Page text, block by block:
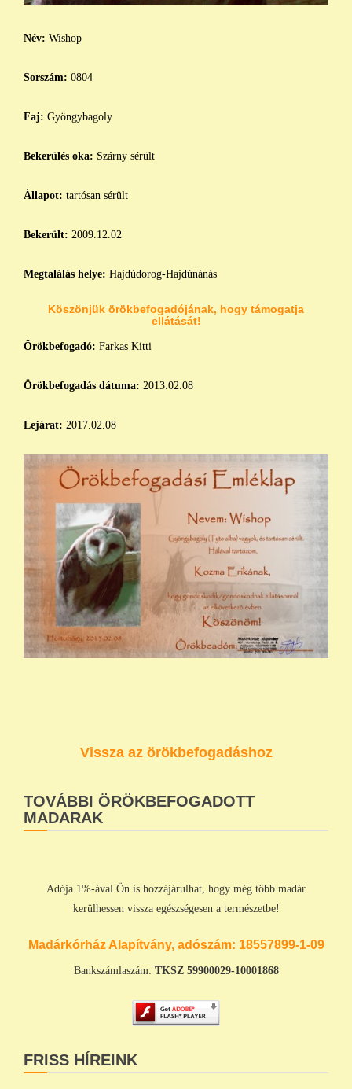
Név: Wishop
Sorszám: 0804
Faj: Gyöngybagoly
Bekerülés oka: Szárny sérült
Állapot: tartósan sérült
Bekerült: 2009.12.02
Megtalálás helye: Hajdúdorog-Hajdúnánás
Köszönjük örökbefogadójának, hogy támogatja
ellátását!
Örökbefogadó: Farkas Kitti
Örökbefogadás dátuma: 2013.02.08
Lejárat: 2017.02.08
Vissza az örökbefogadáshoz
TOVÁBBI ÖRÖKBEFOGADOTT
MADARAK
Adója 1%-ával Ön is hozzájárulhat, hogy még több madár
kerülhessen vissza egészségesen a természetbe!
Madárkórház Alapítvány, adószám: 18557899-1-09
Bankszámlaszám: TKSZ 59900029-10001868
FRISS HÍREINK